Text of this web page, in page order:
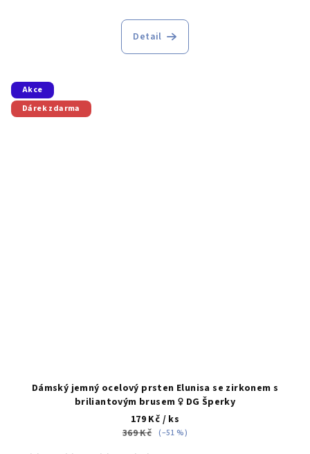
Detail
Akce
Dárek zdarma
Dámský jemný ocelový prsten Elunisa se zirkonem s
briliantovým brusem ♀️ DG Šperky
179 Kč / ks
369 Kč (–51 %)